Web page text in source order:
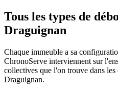
Tous les types de
Draguignan
Chaque immeuble a sa
ChronoServe interviennent sur
collectives que l'on trouve dans
Draguignan.